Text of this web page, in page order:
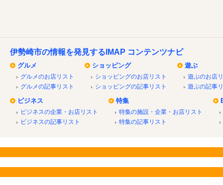
伊勢崎市の情報を発見するIMAP コンテンツナビ
グルメ
グルメのお店リスト
グルメの記事リスト
ショッピング
ショッピングのお店リスト
ショッピングの記事リスト
遊ぶ
遊ぶのお店
遊ぶの記事
ビジネス
ビジネスの企業・お店リスト
ビジネスの記事リスト
特集
特集の施設・企業・お店リスト
特集の記事リスト